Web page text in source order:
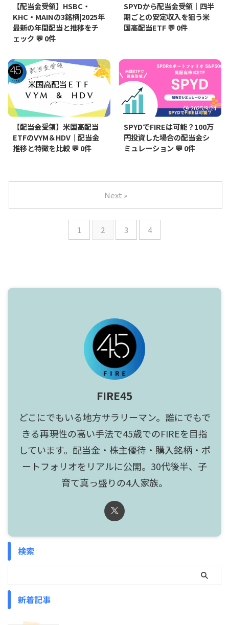
【配当金受領】HSBC・
KHC・MAINの3銘柄|2025年
最新の年間配当と推移をチ
ェック 💬 0件
SPYDから配当金受領｜四半
期ごとの安定収入を狙う米
国高配当ETF💬 0件
2025/9/25
【配当金受領】米国高配当
ETFのVYM＆HDV｜配当金
推移と特徴を比較💬 0件
2025/9/24
SPYDでFIREは可能？100万
円投資した場合の配当金シ
ミュレーション💬 0件
1 2 3 4
Next »
FIRE45
どこにでもいる地方サラリーマン。誰にでもで
きる再現性の高い手法で45歳でのFIREを目指
しています。配当金・株主優待・購入銘柄・ポ
ートフォリオをリアルに公開。30代後半、子
育て真っ盛りの4人家族。
検索
新着記事